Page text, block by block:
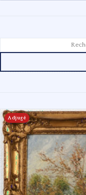
Adjugé